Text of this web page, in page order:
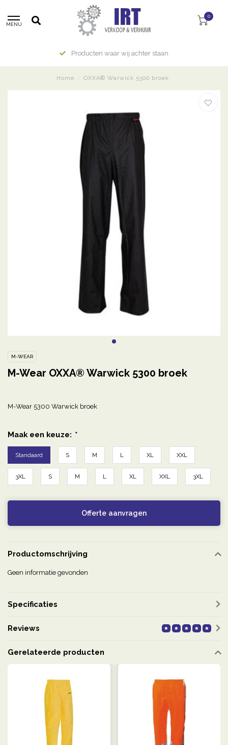
MENU
0
Producten waar wij achter staan
Home OXXA® Warwick 5300 broek
M-WEAR
M-Wear OXXA® Warwick 5300 broek
M-Wear 5300 Warwick broek
Maak een keuze: *
Standaard S M L XL XXL
3XL S M L XL XXL 3XL
Offerte aanvragen
Productomschrijving
Geen informatie gevonden
Specificaties
Reviews
Gerelateerde producten